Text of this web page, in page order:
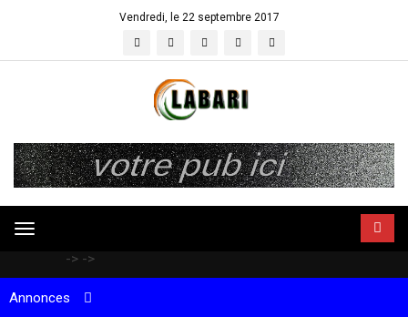
Vendredi, le 22 septembre 2017
Toggle
navigation
Flash infos
Annonces